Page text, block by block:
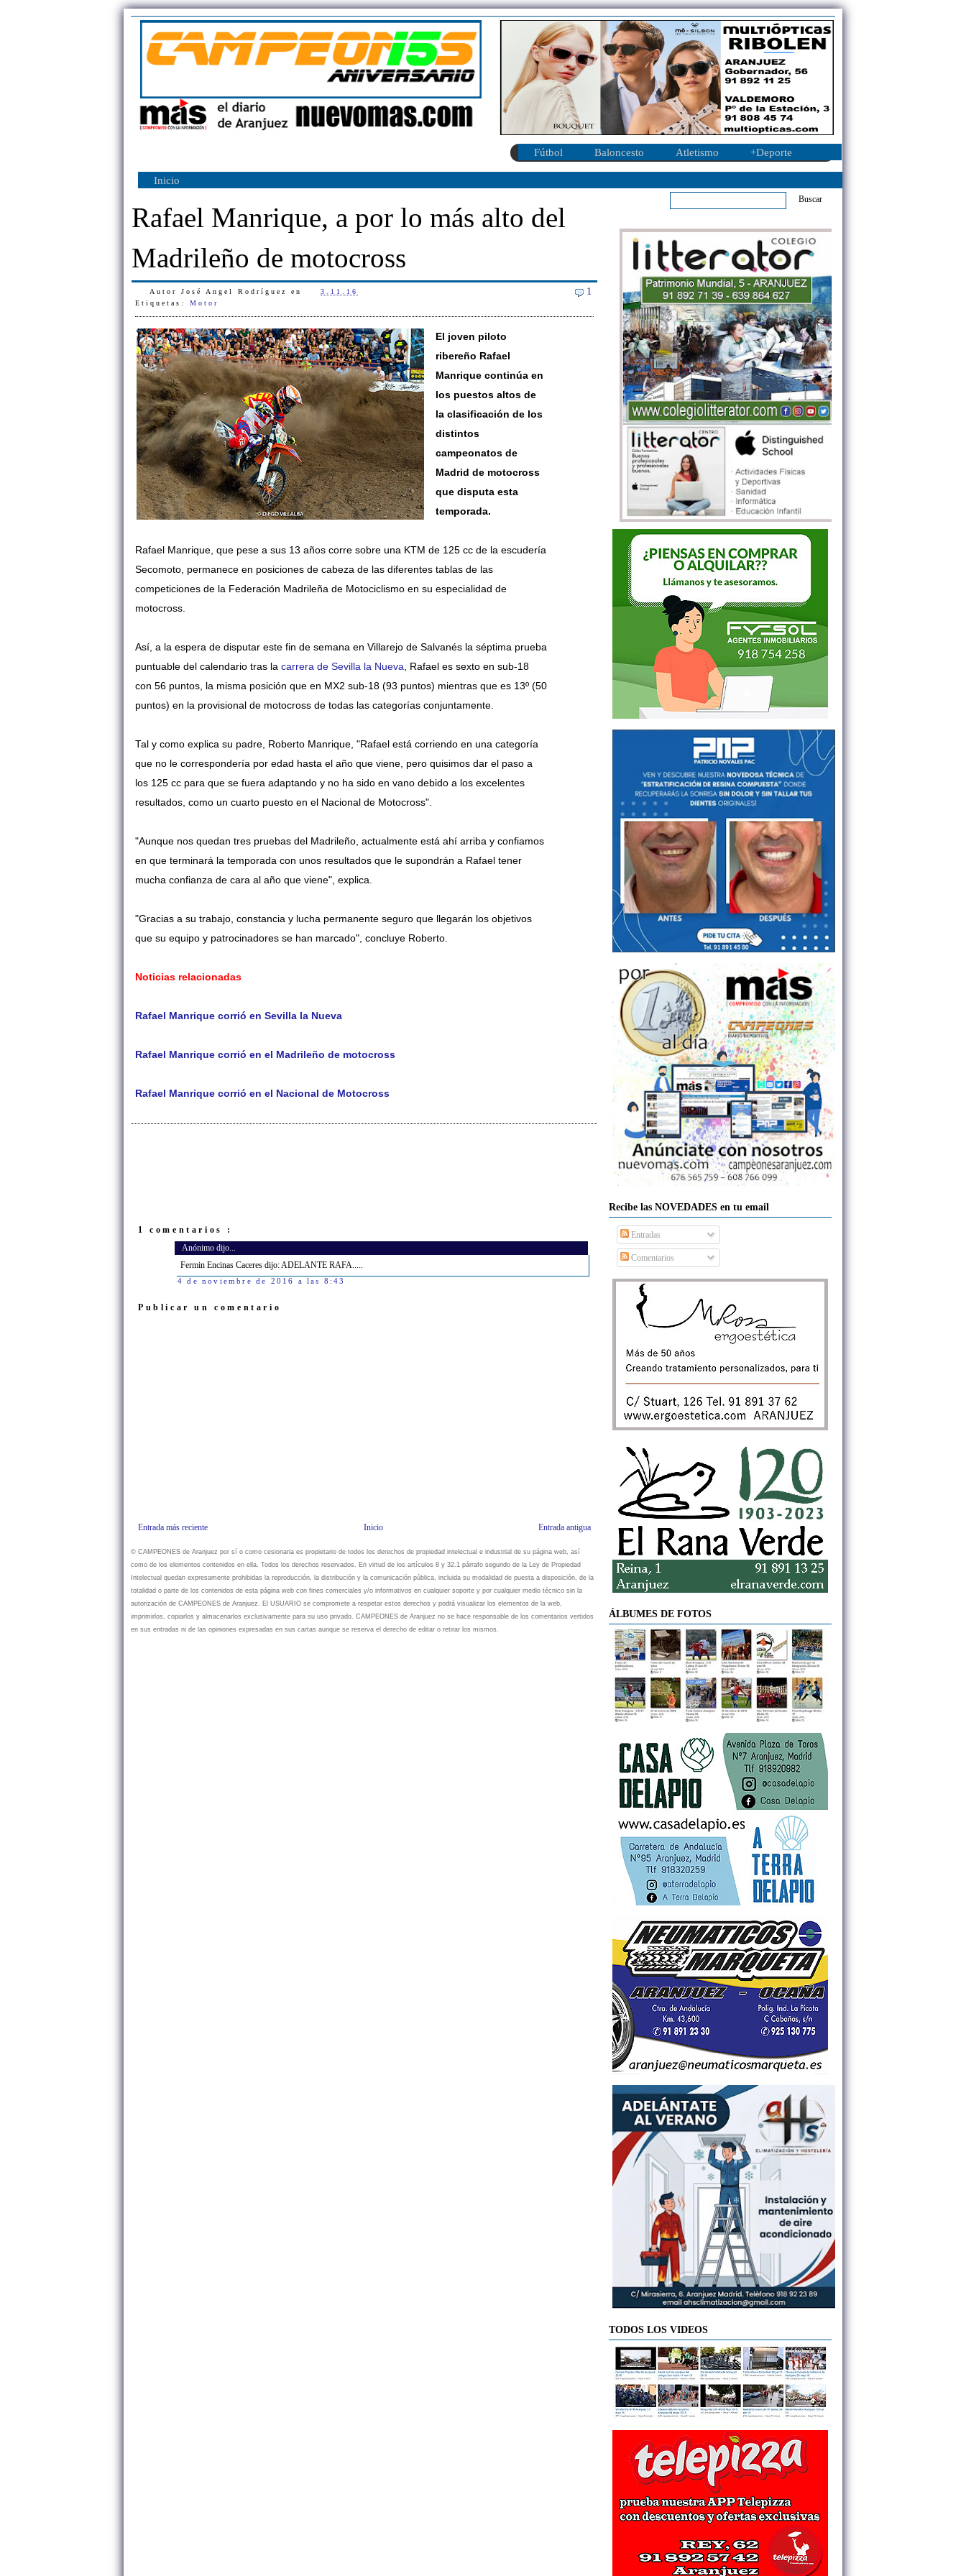
Fútbol Baloncesto Atletismo +Deporte
Inicio
Rafael Manrique, a por lo más alto del
Madrileño de motocross
Autor José Angel Rodríguez en 3.11.16 1
Etiquetas: Motor
El joven piloto
ribereño Rafael
Manrique continúa en
los puestos altos de
la clasificación de los
distintos
campeonatos de
Madrid de motocross
que disputa esta
temporada.
Rafael Manrique, que pese a sus 13 años corre sobre una KTM de 125 cc de la escudería
Secomoto, permanece en posiciones de cabeza de las diferentes tablas de las
competiciones de la Federación Madrileña de Motociclismo en su especialidad de
motocross.
Así, a la espera de disputar este fin de semana en Villarejo de Salvanés la séptima prueba
puntuable del calendario tras la carrera de Sevilla la Nueva , Rafael es sexto en sub-18
con 56 puntos, la misma posición que en MX2 sub-18 (93 puntos) mientras que es 13º (50
puntos) en la provisional de motocross de todas las categorías conjuntamente.
Tal y como explica su padre, Roberto Manrique, "Rafael está corriendo en una categoría
que no le correspondería por edad hasta el año que viene, pero quisimos dar el paso a
los 125 cc para que se fuera adaptando y no ha sido en vano debido a los excelentes
resultados, como un cuarto puesto en el Nacional de Motocross".
"Aunque nos quedan tres pruebas del Madrileño, actualmente está ahí arriba y confiamos
en que terminará la temporada con unos resultados que le supondrán a Rafael tener
mucha confianza de cara al año que viene", explica.
"Gracias a su trabajo, constancia y lucha permanente seguro que llegarán los objetivos
que su equipo y patrocinadores se han marcado", concluye Roberto.
Noticias relacionadas
Rafael Manrique corrió en Sevilla la Nueva
Rafael Manrique corrió en el Madrileño de motocross
Rafael Manrique corrió en el Nacional de Motocross
1 comentarios :
Anónimo dijo...
Fermin Encinas Caceres dijo: ADELANTE RAFA.....
4 de noviembre de 2016 a las 8:43
Publicar un comentario
Entrada más reciente Entrada antigua
Inicio
© CAMPEONES de Aranjuez por sí o como cesionaria es propietario de todos los derechos de propiedad intelectual e industrial de su página web, así
como de los elementos contenidos en ella. Todos los derechos reservados. En virtud de los artículos 8 y 32.1 párrafo segundo de la Ley de Propiedad
Intelectual quedan expresamente prohibidas la reproducción, la distribución y la comunicación pública, incluida su modalidad de puesta a disposición, de la
totalidad o parte de los contenidos de esta página web con fines comerciales y/o informativos en cualquier soporte y por cualquier medio técnico sin la
autorización de CAMPEONES de Aranjuez. El USUARIO se compromete a respetar estos derechos y podrá visualizar los elementos de la web,
imprimirlos, copiarlos y almacenarlos exclusivamente para su uso privado. CAMPEONES de Aranjuez no se hace responsable de los comentarios vertidos
en sus entradas ni de las opiniones expresadas en sus cartas aunque se reserva el derecho de editar o retirar los mismos.
Recibe las NOVEDADES en tu email
Entradas
Comentarios
ÁLBUMES DE FOTOS
TODOS LOS VIDEOS